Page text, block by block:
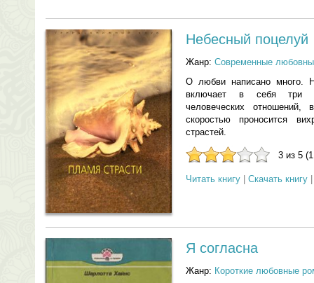
Небесный поцелуй
Жанр: Современные
О любви написано много.
включает в себя три
человеческих отношений,
скоростью проносится
страстей.
3 из 5
Читать книгу Скачать книгу
Я согласна
Жанр: Короткие любовные